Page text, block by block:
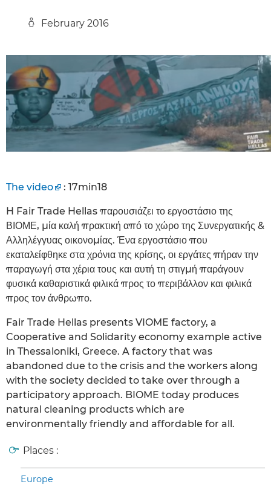
February 2016
The video : 17min18
H Fair Trade Hellas παρουσιάζει το εργοστάσιο της
ΒΙΟΜΕ, μία καλή πρακτική από το χώρο της Συνεργατικής &
Αλληλέγγυας οικονομίας. Ένα εργοστάσιο που
εκαταλείφθηκε στα χρόνια της κρίσης, οι εργάτες πήραν την
παραγωγή στα χέρια τους και αυτή τη στιγμή παράγουν
φυσικά καθαριστικά φιλικά προς το περιβάλλον και φιλικά
προς τον άνθρωπο.
Fair Trade Hellas presents VIOME factory, a
Cooperative and Solidarity economy example active
in Thessaloniki, Greece. A factory that was
abandoned due to the crisis and the workers along
with the society decided to take over through a
participatory approach. BIOME today produces
natural cleaning products which are
environmentally friendly and affordable for all.
Places :
Europe